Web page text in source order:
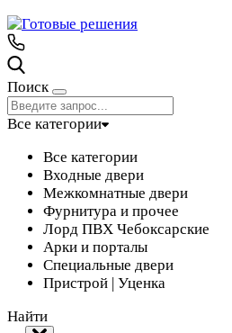
Поиск
Все категории
Все категории
Входные двери
Межкомнатные двери
Фурнитура и прочее
Лорд ПВХ Чебоксарские
Арки и порталы
Специальные двери
Пристрой | Уценка
Найти